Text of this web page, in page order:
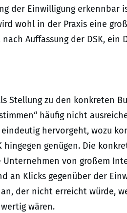
der Einwilligung
wohl in der Praxis eine
nach Auffassung der DSK,
Stellung zu den konkreten
häufig nicht
hervorgeht, wozu
hingegen genügen. Die
von großem
an Klicks gegenüber der
der nicht erreicht würde,
wären.